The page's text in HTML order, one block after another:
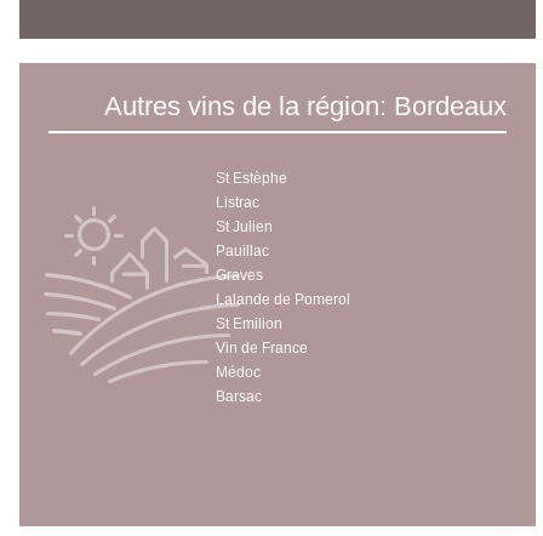
Autres vins de la région: Bordeaux
St Estèphe
Listrac
St Julien
Pauillac
Graves
Lalande de Pomerol
St Emilion
Vin de France
Médoc
Barsac